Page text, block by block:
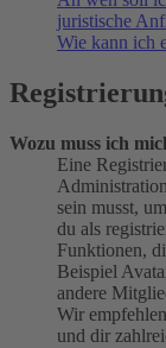
juristische
Wie kann ich
Wozu muss ich
Eine
sein musst,
du als
Funktionen,
Beispiel
andere
Wir
und dir